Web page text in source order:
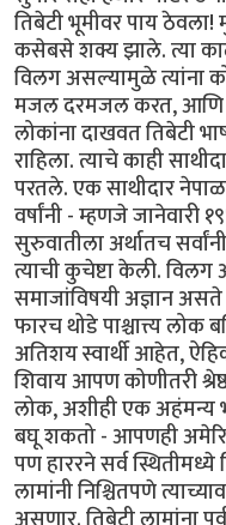
तिबेटी भूमीवर पाय
कसेबसे शक्य झाले. त्या
विलग असल्यामुळे त्यांना
मजल दरमजल करत, आणि
लोकांना दाखवत तिबेटी
राहिला. त्याचे काही
परतले. एक साथीदार
वर्षांनी - म्हणजे जानेवारी
सुरुवातीला अर्थातच
त्याची कुचेष्टा केली.
समाजांविषयी अज्ञान
फारच थोडे पाश्चात्त्य लोक
अतिशय स्वार्थी आहेत,
शिवाय आपण कोणीतरी
लोक, अशीही एक अहंमन्य
बघू शकतो - आपणही
पण हाररने सर्व
लामांनी निश्चितपणे